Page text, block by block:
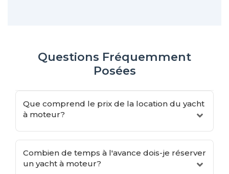
Questions Fréquemment
Posées
Que comprend le prix de la location du yacht
à moteur?
Combien de temps à l'avance dois-je réserver
un yacht à moteur?